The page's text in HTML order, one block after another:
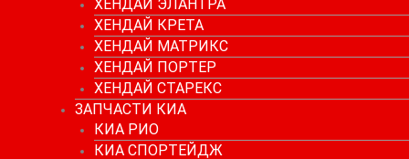
ХЕНДАЙ ЭЛАНТРА
ХЕНДАЙ КРЕТА
ХЕНДАЙ МАТРИКС
ХЕНДАЙ ПОРТЕР
ХЕНДАЙ СТАРЕКС
ЗАПЧАСТИ КИА
КИА РИО
КИА СПОРТЕЙДЖ